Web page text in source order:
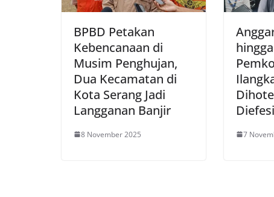
BPBD Petakan
Kebencanaan di
Musim Penghujan,
Dua Kecamatan di
Kota Serang Jadi
Langganan Banjir
8 November 2025 7